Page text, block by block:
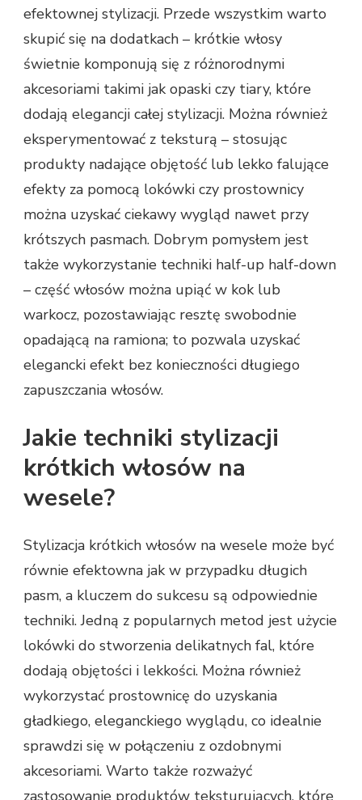
efektownej stylizacji. Przede wszystkim warto
skupić się na dodatkach – krótkie włosy
świetnie komponują się z różnorodnymi
akcesoriami takimi jak opaski czy tiary, które
dodają elegancji całej stylizacji. Można również
eksperymentować z teksturą – stosując
produkty nadające objętość lub lekko falujące
efekty za pomocą lokówki czy prostownicy
można uzyskać ciekawy wygląd nawet przy
krótszych pasmach. Dobrym pomysłem jest
także wykorzystanie techniki half-up half-down
– część włosów można upiąć w kok lub
warkocz, pozostawiając resztę swobodnie
opadającą na ramiona; to pozwala uzyskać
elegancki efekt bez konieczności długiego
zapuszczania włosów.
Jakie techniki stylizacji
krótkich włosów na
wesele?
Stylizacja krótkich włosów na wesele może być
równie efektowna jak w przypadku długich
pasm, a kluczem do sukcesu są odpowiednie
techniki. Jedną z popularnych metod jest użycie
lokówki do stworzenia delikatnych fal, które
dodają objętości i lekkości. Można również
wykorzystać prostownicę do uzyskania
gładkiego, eleganckiego wyglądu, co idealnie
sprawdzi się w połączeniu z ozdobnymi
akcesoriami. Warto także rozważyć